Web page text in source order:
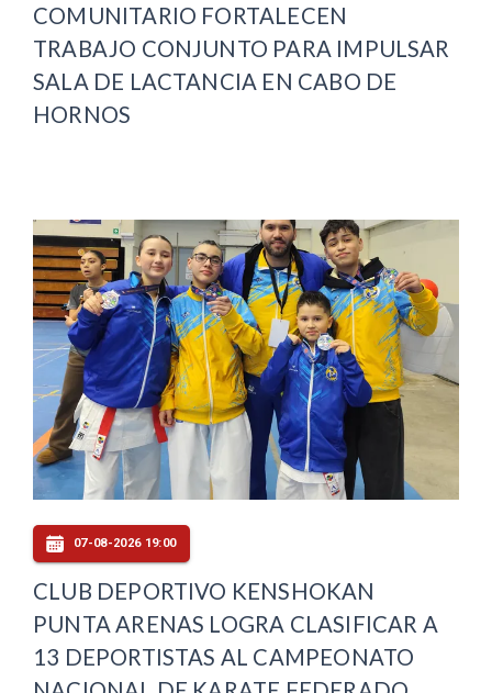
COMUNITARIO FORTALECEN
TRABAJO CONJUNTO PARA IMPULSAR
SALA DE LACTANCIA EN CABO DE
HORNOS
07-08-2026 19:00
CLUB DEPORTIVO KENSHOKAN
PUNTA ARENAS LOGRA CLASIFICAR A
13 DEPORTISTAS AL CAMPEONATO